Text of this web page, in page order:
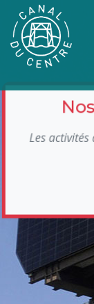
Les activités